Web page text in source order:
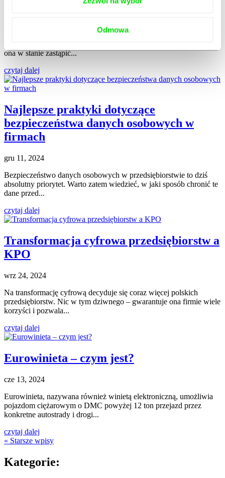
Odmowa
Sztuczna inteligencja pozwala dziś na automatyzację wielu
ona w stanie zastąpić...
czytaj dalej
Najlepsze praktyki dotyczące
bezpieczeństwa danych osobowych w
firmach
gru 11, 2024
Bezpieczeństwo danych osobowych w przedsiębiorstwie to dziś
absolutny priorytet. Warto zatem wiedzieć, w jaki sposób chronić te
dane przed...
czytaj dalej
Transformacja cyfrowa przedsiębiorstw a
KPO
wrz 24, 2024
Na transformację cyfrową decyduje się coraz więcej polskich
przedsiębiorstw. Nic w tym dziwnego – gwarantuje ona firmie wiele
korzyści i pozwala...
czytaj dalej
Eurowinieta – czym jest?
cze 13, 2024
Eurowinieta, nazywana również winietą elektroniczną, umożliwia
pojazdom ciężarowym o DMC powyżej 12 ton przejazd przez
konkretne autostrady i drogi...
czytaj dalej
« Starsze wpisy
Kategorie: